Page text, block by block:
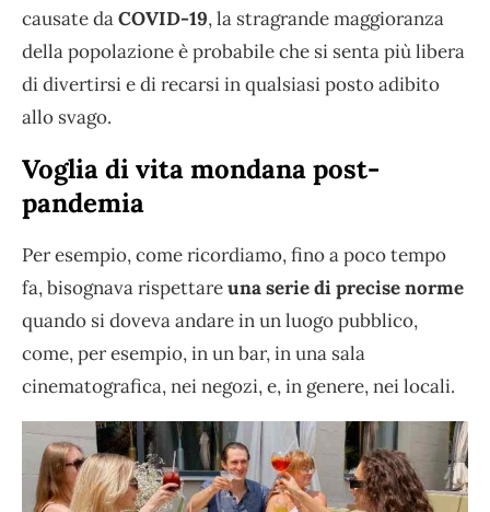
causate daCOVID-19, la stragrande maggioranza
della popolazione è probabile che si senta più libera
di divertirsi e di recarsi in qualsiasi posto adibito
allo svago.
Voglia di vita mondana post-
pandemia
Per esempio, come ricordiamo, fino a poco tempo
fa, bisognava rispettareunaserie di precise norme
quando si doveva andare in un luogo pubblico,
come, per esempio, in un bar, in una sala
cinematografica, nei negozi, e, in genere, nei locali.